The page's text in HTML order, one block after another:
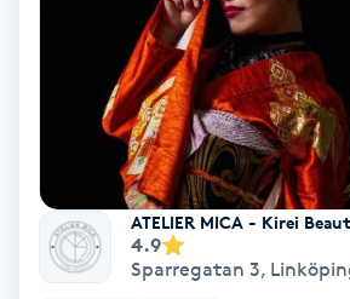
Taktil massage
Tandblekning
Tatuering
Tatueringsborttagning
ATELIER MICA - Kirei
4.9
Sparregatan 3,